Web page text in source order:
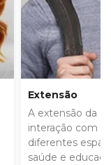
Extensão
A extensão da
interação com a
diferentes
saúde e